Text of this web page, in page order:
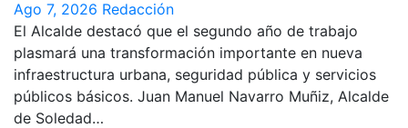
Ago 7, 2026 Redacción
El Alcalde destacó que el segundo año de trabajo
plasmará una transformación importante en nueva
infraestructura urbana, seguridad pública y servicios
públicos básicos. Juan Manuel Navarro Muñiz, Alcalde
de Soledad…